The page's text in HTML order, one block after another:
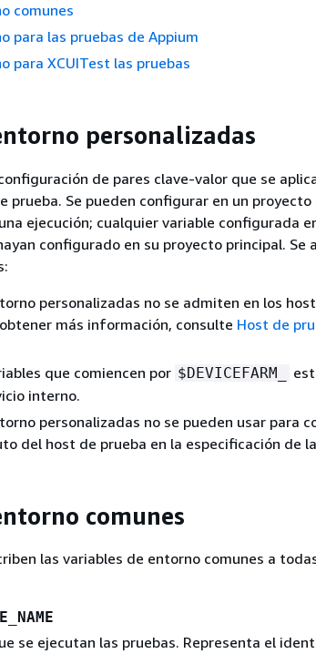
comunes
para las pruebas de Appium
para XCUITest las pruebas
personalizadas
de pares clave-valor que se
prueba. Se pueden configurar en un proyecto
ejecución; cualquier variable configurada
configurado en su proyecto principal. Se
personalizadas no se admiten en los
más información, consulte Host de
que comiencen por $DEVICEFARM_
interno.
personalizadas no se pueden usar para
del host de prueba en la especificación de
comunes
las variables de entorno comunes a
se ejecutan las pruebas. Representa el